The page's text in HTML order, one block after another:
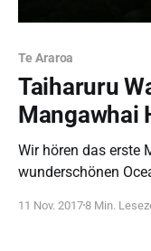
Te Araroa
Taiharuru
Mangawhai
Wir hören das erste
wunderschönen
Küstenabschnitte,
11 Nov. 20178 Min.